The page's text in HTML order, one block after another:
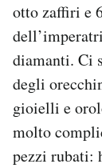
otto zaffiri e
diamanti. Ci
degli
gioielli e
molto
pezzi rubati: